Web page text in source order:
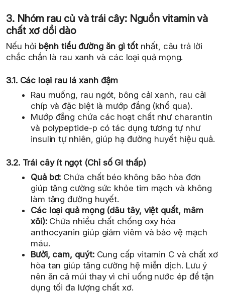
3. Nhóm rau củ và trái cây: Nguồn vitamin và
chất xơ dồi dào
Nếu hỏi bệnh tiểu đường ăn gì tốt nhất, câu trả lời
chắc chắn là rau xanh và các loại quả mọng.
3.1. Các loại rau lá xanh đậm
Rau muống, rau ngót, bông cải xanh, rau cải
chíp và đặc biệt là mướp đắng (khổ qua).
Mướp đắng chứa các hoạt chất như charantin
và polypeptide-p có tác dụng tương tự như
insulin tự nhiên, giúp hạ đường huyết hiệu quả.
3.2. Trái cây ít ngọt (Chỉ số GI thấp)
Quả bơ: Chứa chất béo không bão hòa đơn
giúp tăng cường sức khỏe tim mạch và không
làm tăng đường huyết.
Các loại quả mọng (dâu tây, việt quất, mâm
xôi):Chứa nhiều chất chống oxy hóa
anthocyanin giúp giảm viêm và bảo vệ mạch
máu.
Bưởi, cam, quýt:Cung cấp vitamin C và chất xơ
hòa tan giúp tăng cường hệ miễn dịch. Lưu ý
nên ăn cả múi thay vì chỉ uống nước ép để tận
dụng tối đa lượng chất xơ.